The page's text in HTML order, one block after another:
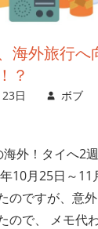
海外旅行へ
？
日 ボブ
外！タイへ2
10月25日～11
のですが、意
ので、 メモ代